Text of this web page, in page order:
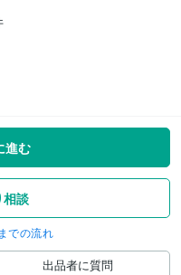
進む
相談
での流れ
出品者に質問